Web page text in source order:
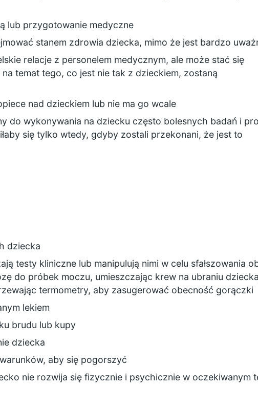
lub przygotowanie medyczne
stanem zdrowia dziecka, mimo że jest bardzo
relacje z personelem medycznym, ale może stać się
temat tego, co jest nie tak z dzieckiem, zostaną
nad dzieckiem lub nie ma go wcale
do wykonywania na dziecku często bolesnych badań i
się tylko wtedy, gdyby zostali przekonani, że jest to
dziecka
testy kliniczne lub manipulują nimi w celu sfałszowania
do próbek moczu, umieszczając krew na ubraniu
termometry, aby zasugerować obecność gorączki
lekiem
brudu lub kupy
dziecka
aby się pogorszyć
nie rozwija się fizycznie i psychicznie w oczekiwanym